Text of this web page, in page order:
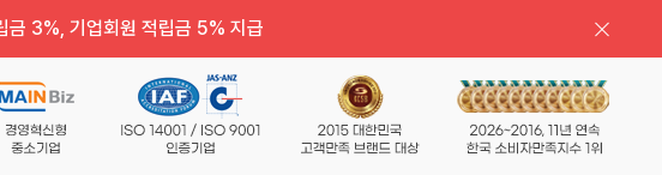
금 3%, 기업회원 적립금 5% 지급